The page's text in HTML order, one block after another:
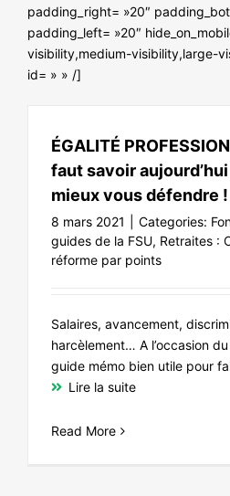
NOS ACTIONS
padding_right= »20″
padding_left= »20″
visibility,medium-visibility,large-
id= » » /]
ÉGALITÉ
faut savoir
mieux vous défendre !
8 mars 2021 Categories:
guides de la FSU, Retraites :
réforme par points
Salaires, avancement,
harcèlement… A l’occasion
guide mémo bien utile pour
Lire la suite
Read More